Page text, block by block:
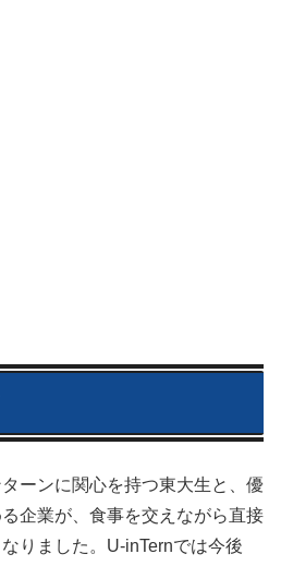
ーンに関心を持つ東大生と、優
企業が、食事を交えながら直接
りました。U-inTernでは今後